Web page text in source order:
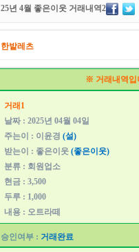
25년 4월 좋은이웃 거래내역2
한밭레츠
※ 거래내역입
거래1
날짜 : 2025년 04월 04일
주는이 : 이윤경 (설)
받는이 : 좋은이웃 (좋은이웃)
분류 : 회원업소
현금 : 3,500
두루 : 1,000
내용 : 오트라떼
승인여부 : 거래완료